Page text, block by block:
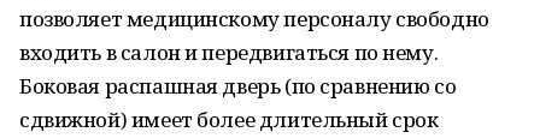
позволяет медицинскому персоналу свободно
входить в салон и передвигаться по нему.
Боковая распашная дверь (по сравнению со
сдвижной) имеет более длительный срок